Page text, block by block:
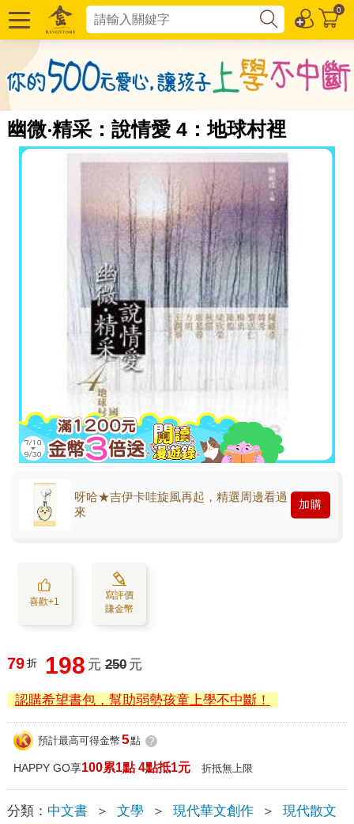
0
幽微‧精采：說情愛 4：地球村裡
呀哈★吉伊卡哇旋風再起，精選周邊看過
來
加購
喜歡+1
寫評價
賺金幣
79 折 198 元 250 元
認購希望書包，幫助弱勢孩童上學不中斷！
預計最高可得金幣 5點 ?
HAPPY GO享100累1點 4點抵1元 折抵無上限
分類： 中文書 ＞ 文學 ＞ 現代華文創作 ＞ 現代散文